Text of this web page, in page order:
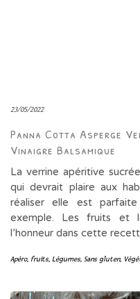
23/05/2022
Panna Cotta Asperge
Vinaigre Balsamique
La verrine apéritive
qui devrait plaire aux
réaliser elle est
exemple. Les fruits et
l’honneur dans cette
Apéro, fruits, Légumes, Sans gluten,